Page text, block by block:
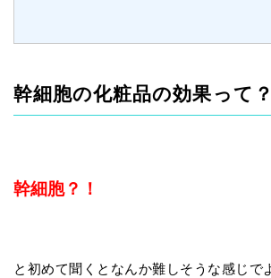
幹細胞の化粧品の効果って？
幹細胞？！
と初めて聞くとなんか難しそうな感じで